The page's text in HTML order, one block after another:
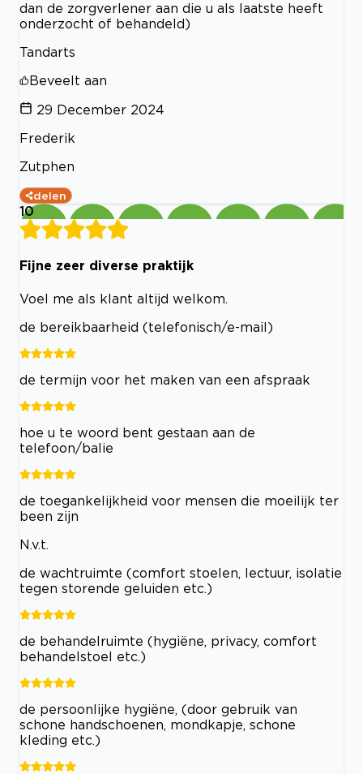
dan de zorgverlener aan die u als laatste heeft
onderzocht of behandeld)
Tandarts
Beveelt aan
29 December 2024
Frederik
Zutphen
delen
10
Fijne zeer diverse praktijk
Voel me als klant altijd welkom.
de bereikbaarheid (telefonisch/e-mail)
de termijn voor het maken van een afspraak
hoe u te woord bent gestaan aan de
telefoon/balie
de toegankelijkheid voor mensen die moeilijk ter
been zijn
N.v.t.
de wachtruimte (comfort stoelen, lectuur, isolatie
tegen storende geluiden etc.)
de behandelruimte (hygiëne, privacy, comfort
behandelstoel etc.)
de persoonlijke hygiëne, (door gebruik van
schone handschoenen, mondkapje, schone
kleding etc.)